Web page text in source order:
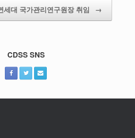
세대 국가관리연구원장 취임 →
CDSS SNS